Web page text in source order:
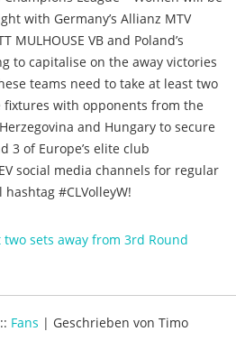
with Germany’s Allianz MTV
MULHOUSE VB and Poland’s
to capitalise on the away victories
teams need to take at least two
with opponents from the
and Hungary to secure
3 of Europe’s elite club
social media channels for regular
#CLVolleyW!
sets away from 3rd Round
:: Fans | Geschrieben von Timo